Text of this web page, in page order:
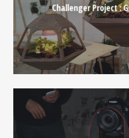
Challenger Project :